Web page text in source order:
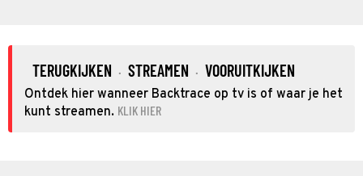
TERUGKIJKEN · STREAMEN · VOORUITKIJKEN
Ontdek hier wanneer Backtrace op tv is of waar je het
kunt streamen. KLIK HIER